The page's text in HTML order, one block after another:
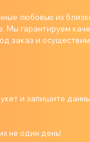
любовью их
гарантируем
заказ и
и запишите
не один день!